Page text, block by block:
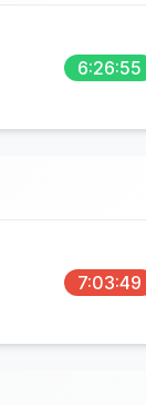
6:26:55
7:03:49